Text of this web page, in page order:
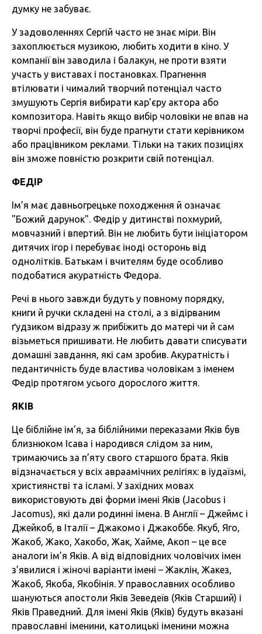
думку не забуває.
У задоволеннях Сергій часто не знає міри. Він
захоплюється музикою, любить ходити в кіно. У
компанії він заводила і балакун, не проти взяти
участь у виставах і постановках. Прагнення
втілювати і чималий творчий потенціал часто
змушують Сергія вибирати кар’єру актора або
композитора. Навіть якщо вибір чоловіки не впав на
творчі професії, він буде прагнути стати керівником
або працівником реклами. Тільки на таких позиціях
він зможе повністю розкрити свій потенціал.
ФЕДІР
Ім’я має давньогрецьке походження й означає
"Божий дарунок". Федір у дитинстві похмурий,
мовчазний і впертий. Він не любить бути ініціатором
дитячих ігор і перебуває іноді осторонь від
однолітків. Батькам і вчителям буде особливо
подобатися акуратність Федора.
Речі в нього завжди будуть у повному порядку,
книги й ручки складені на столі, а з відірваним
ґудзиком відразу ж прибіжить до матері чи й сам
візьметься пришивати. Не любить давати списувати
домашні завдання, які сам зробив. Акуратність і
педантичність буде властива чоловікам з іменем
Федір протягом усього дорослого життя.
ЯКІВ
Це біблійне ім’я, за біблійними переказами Яків був
близнюком Ісава і народився слідом за ним,
тримаючись за п’яту свого старшого брата. Яків
відзначається у всіх авраамічних релігіях: в іудаїзмі,
християнстві та ісламі. У західних мовах
використовують дві форми імені Яків (Jacobus і
Jacomus), які дали родинні імена. В Англії – Джеймс і
Джейкоб, в Італії – Джакомо і Джакоббе. Якуб, Яго,
Жакоб, Жако, Хакобо, Жак, Хайме, Акоп – це все
аналоги ім’я Яків. А від відповідних чоловічих імен
з’явилися і жіночі варіанти імені – Жаклін, Жакез,
Жакоб, Якоба, Якобінія. У православних особливо
шануються апостоли Яків Зеведеїв (Яків Старший) і
Яків Праведний. Для імені Яків (Яків) будуть вказані
православні іменини, католицькі іменини можна